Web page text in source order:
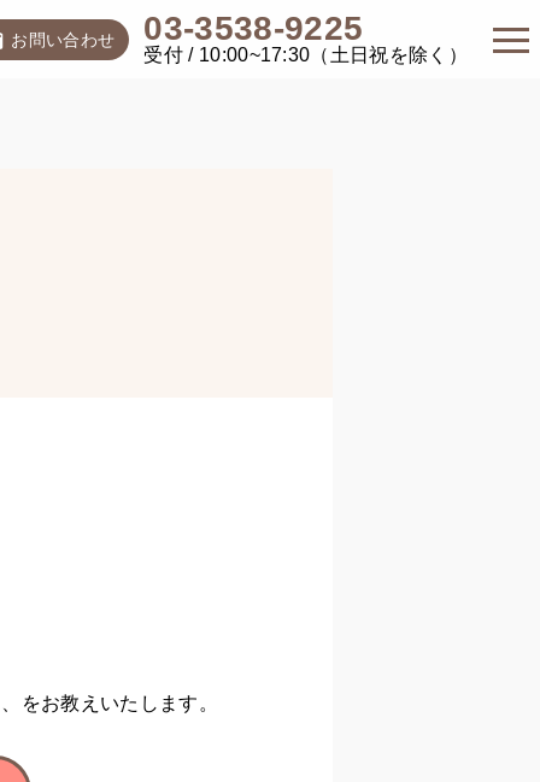
お問い合わせ 03-3538-9225
受付 / 10:00~17:30（土日祝を除く）
をお教えいたします。